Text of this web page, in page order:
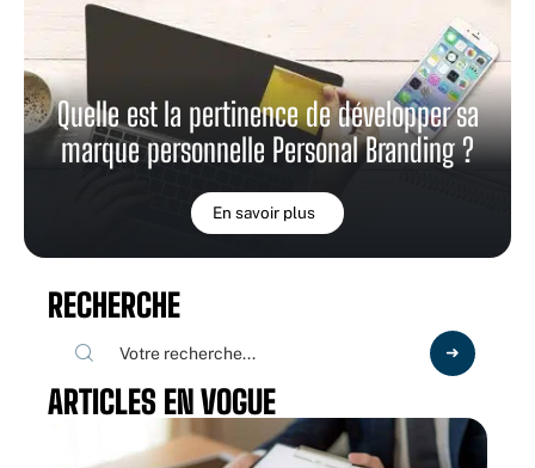
Quelle est la pertinence de développer sa
marque personnelle Personal Branding ?
En savoir plus
RECHERCHE
ARTICLES EN VOGUE